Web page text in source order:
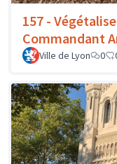
157 -
Commandant
Ville de Lyon 0